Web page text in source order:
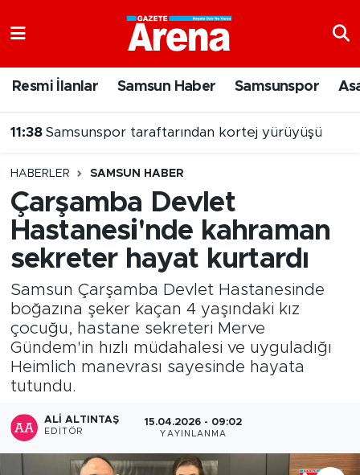
Resmi İlanlar Samsun Haber Samsunspor
11:38 Samsunspor taraftarından kortej yürüyüşü
HABERLER SAMSUN HABER
Çarşamba Devlet
Hastanesi'nde kahraman
sekreter hayat kurtardı
Samsun Çarşamba Devlet Hastanesinde
boğazına şeker kaçan 4 yaşındaki kız
çocuğu, hastane sekreteri Merve
Gündem'in hızlı müdahalesi ve uyguladığı
Heimlich manevrası sayesinde hayata
tutundu.
ALI ALTINTAŞ
EDITÖR
15.04.2026 - 09:02
YAYINLANMA
Samsun Namaz Vakitleri
Süper Lig Puan Durumu ve Fikstür
Tüm Manşetler
Son Dakika Haberleri
Haber Arşivi